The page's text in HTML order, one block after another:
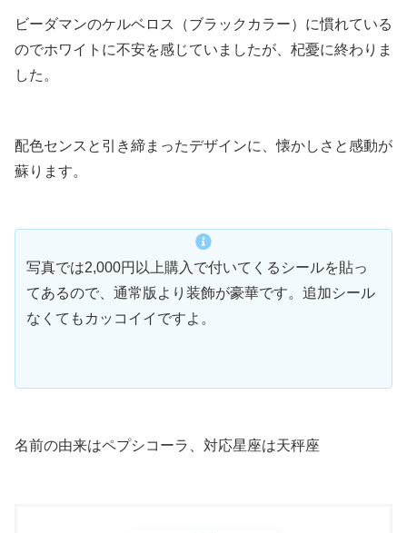
ビーダマンのケルベロス（ブラックカラー）に慣れている
のでホワイトに不安を感じていましたが、杞憂に終わりま
した。
配色センスと引き締まったデザインに、懐かしさと感動が
蘇ります。
写真では2,000円以上購入で付いてくるシールを貼っ
てあるので、通常版より装飾が豪華です。追加シール
なくてもカッコイイですよ。
名前の由来はペプシコーラ、対応星座は天秤座